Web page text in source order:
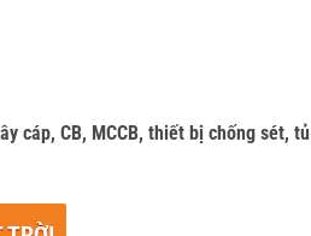
cáp, CB, MCCB, thiết bị chống sét,